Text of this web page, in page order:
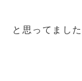
と思ってました